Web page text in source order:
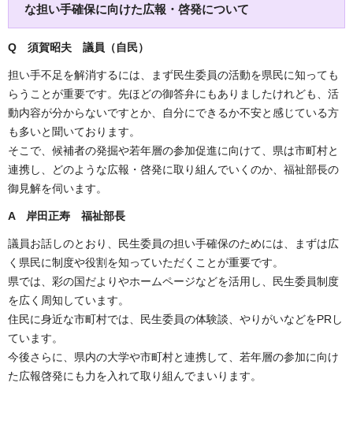
な担い手確保に向けた広報・啓発について
Q 須賀昭夫 議員（自民）
担い手不足を解消するには、まず民生委員の活動を県民に知っても
らうことが重要です。先ほどの御答弁にもありましたけれども、活
動内容が分からないですとか、自分にできるか不安と感じている方
も多いと聞いております。
そこで、候補者の発掘や若年層の参加促進に向けて、県は市町村と
連携し、どのような広報・啓発に取り組んでいくのか、福祉部長の
御見解を伺います。
A 岸田正寿 福祉部長
議員お話しのとおり、民生委員の担い手確保のためには、まずは広
く県民に制度や役割を知っていただくことが重要です。
県では、彩の国だよりやホームページなどを活用し、民生委員制度
を広く周知しています。
住民に身近な市町村では、民生委員の体験談、やりがいなどをPRし
ています。
今後さらに、県内の大学や市町村と連携して、若年層の参加に向け
た広報啓発にも力を入れて取り組んでまいります。